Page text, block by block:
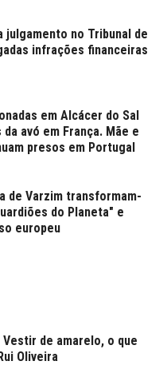
julgamento no Tribunal de
infrações financeiras
em Alcácer do Sal
avó em França. Mãe e
presos em Portugal
de Varzim transformam-
do Planeta" e
europeu
de amarelo, o que
Oliveira